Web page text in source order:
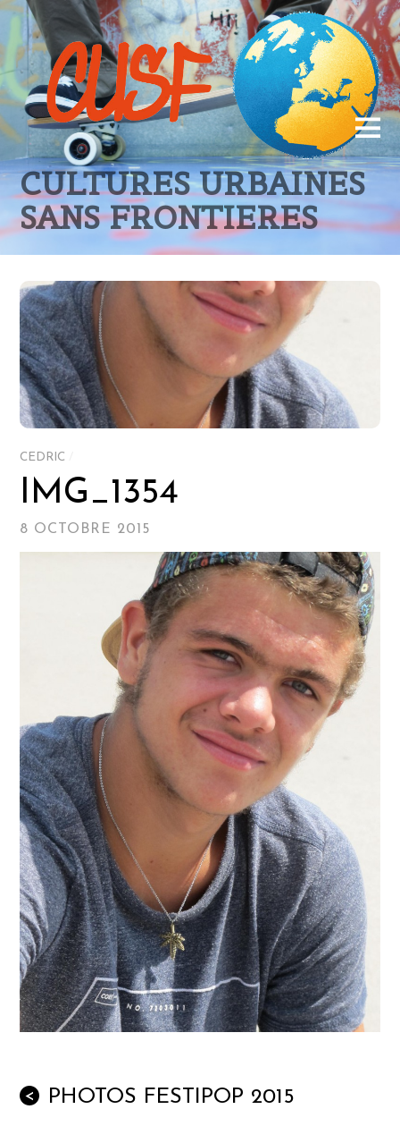
CULTURES URBAINES
SANS FRONTIERES
CEDRIC
IMG_1354
8 OCTOBRE 2015
< PHOTOS FESTIPOP 2015